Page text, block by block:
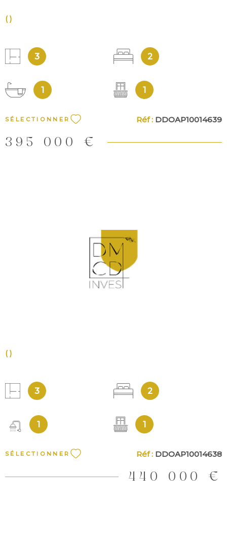
()
3 2
1 1
SÉLECTIONNER Réf : DDOAP10014639
395 000 €
()
3 2
1 1
SÉLECTIONNER Réf : DDOAP10014638
440 000 €
VOIR LE BIEN